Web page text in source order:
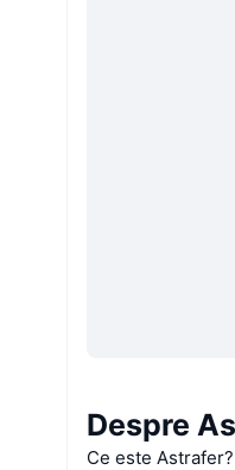
Despre
Ce este Astrafer?